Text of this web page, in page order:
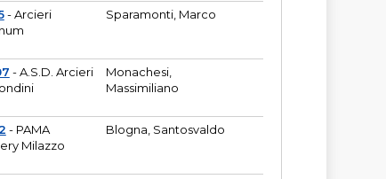
- Arcieri
Sparamonti, Marco
- A.S.D. Arcieri
Monachesi,
Massimiliano
- PAMA
Milazzo
Blogna, Santosvaldo